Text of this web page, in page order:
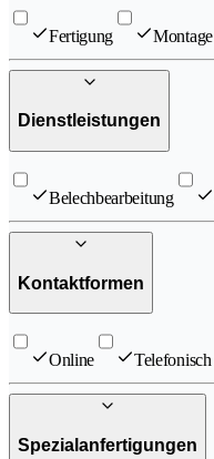
Fertigung Montage
Dienstleistungen
Belechbearbeitung
Kontaktformen
Online Telefonisch
Spezialanfertigungen